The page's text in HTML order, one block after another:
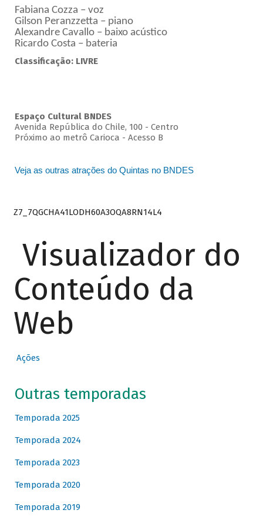
Fabiana Cozza – voz
Gilson Peranzzetta – piano
Alexandre Cavallo – baixo acústico
Ricardo Costa – bateria
Classificação: LIVRE
Espaço Cultural BNDES
Avenida República do Chile, 100 - Centro
Próximo ao metrô Carioca - Acesso B
Veja as outras atrações do Quintas no BNDES
Z7_7QGCHA41LODH60A3OQA8RN14L4
Visualizador do
Conteúdo da
Web
Ações
Outras temporadas
Temporada 2025
Temporada 2024
Temporada 2023
Temporada 2020
Temporada 2019